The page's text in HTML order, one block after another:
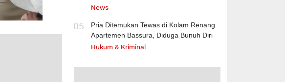
News
05
Pria Ditemukan Tewas di Kolam Renang
Apartemen Bassura, Diduga Bunuh Diri
Hukum & Kriminal